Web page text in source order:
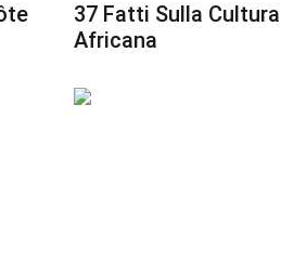
37 Fatti Sulla Cultura
Africana